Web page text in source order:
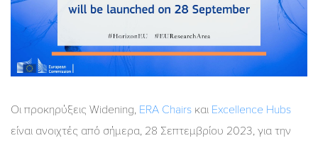
Οι προκηρύξεις Widening, ERA Chairs και Excellence Hubs
είναι ανοιχτές από σήμερα, 28 Σεπτεμβρίου 2023, για την